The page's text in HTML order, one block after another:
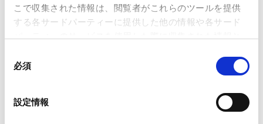
こで収集された情報は、閲覧者がこれらのツールを提供
する各サードパーティーに提供した他の情報や各サード
ことがあります。
Google Analytics利用規約（
必須
設定情報
法・雇用関連の案件でのアドバイスをしています。
More Details